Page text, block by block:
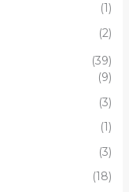
(1)
(2)
(39)
(9)
(3)
(1)
(3)
(18)